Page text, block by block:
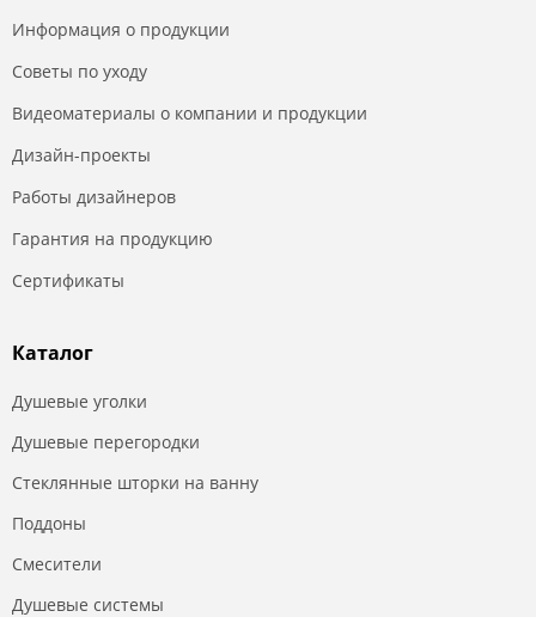
Информация о продукции
Советы по уходу
Видеоматериалы о компании и продукции
Дизайн-проекты
Работы дизайнеров
Гарантия на продукцию
Сертификаты
Каталог
Душевые уголки
Душевые перегородки
Стеклянные шторки на ванну
Поддоны
Смесители
Душевые системы